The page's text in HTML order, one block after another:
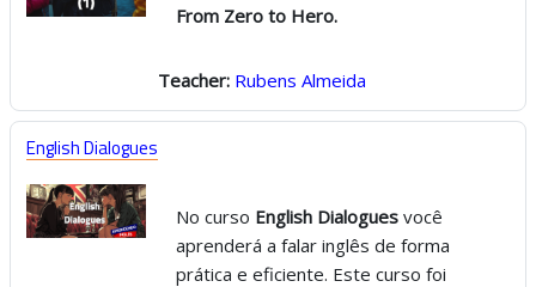
From Zero to Hero.
Teacher: Rubens Almeida
English Dialogues
No curso English Dialogues você
aprenderá a falar inglês de forma
prática e eficiente. Este curso foi